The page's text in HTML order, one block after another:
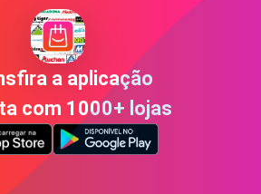
a aplicação
com 1000+ lojas